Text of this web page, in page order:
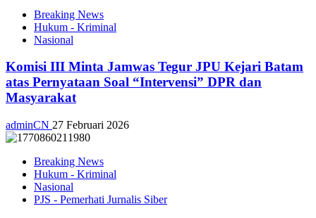
Breaking News
Hukum - Kriminal
Nasional
Komisi III Minta Jamwas Tegur JPU Kejari Batam
atas Pernyataan Soal “Intervensi” DPR dan
Masyarakat
adminCN 27 Februari 2026
Breaking News
Hukum - Kriminal
Nasional
PJS - Pemerhati Jurnalis Siber